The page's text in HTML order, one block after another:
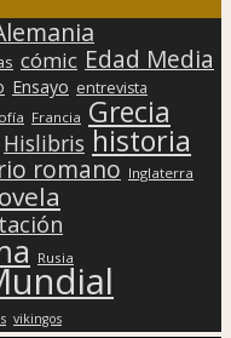
cómic Edad Media
Ensayo entrevista
Francia Grecia
Hislibris historia
romano Inglaterra
Rusia
vikingos